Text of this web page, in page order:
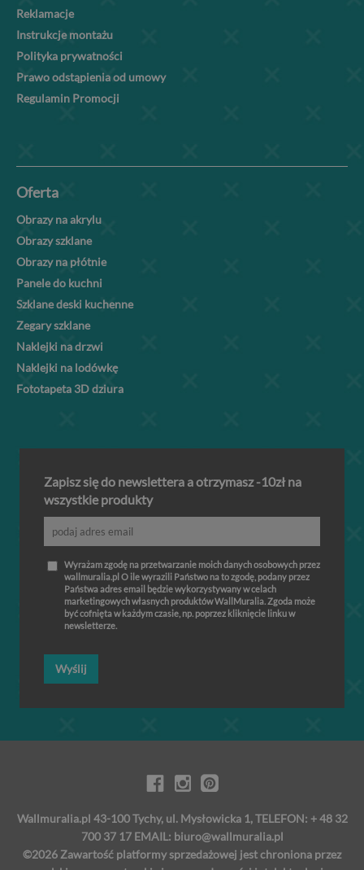
Reklamacje
Instrukcje montażu
Polityka prywatności
Prawo odstąpienia od umowy
Regulamin Promocji
Oferta
Obrazy na akrylu
Obrazy szklane
Obrazy na płótnie
Panele do kuchni
Szklane deski kuchenne
Zegary szklane
Naklejki na drzwi
Naklejki na lodówkę
Fototapeta 3D dziura
Zapisz się do newslettera a otrzymasz -10zł na
wszystkie produkty
Wyrażam zgodę na przetwarzanie moich danych osobowych przez
wallmuralia.pl O ile wyrazili Państwo na to zgodę, podany przez
Państwa adres email będzie wykorzystywany w celach
marketingowych własnych produktów WallMuralia. Zgoda może
być cofnięta w każdym czasie, np. poprzez kliknięcie linku w
newsletterze.
Wyślij
Wallmuralia.pl 43-100 Tychy, ul. Mysłowicka 1, TELEFON: + 48 32
700 37 17 EMAIL: biuro@wallmuralia.pl
©2026 Zawartość platformy sprzedażowej jest chroniona przez